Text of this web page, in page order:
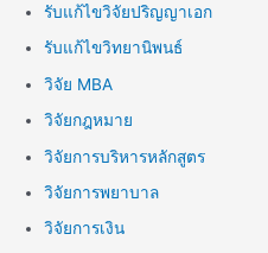
รับแก้ไขวิจัยปริญญาเอก
รับแก้ไขวิทยานิพนธ์
วิจัย MBA
วิจัยกฎหมาย
วิจัยการบริหารหลักสูตร
วิจัยการพยาบาล
วิจัยการเงิน